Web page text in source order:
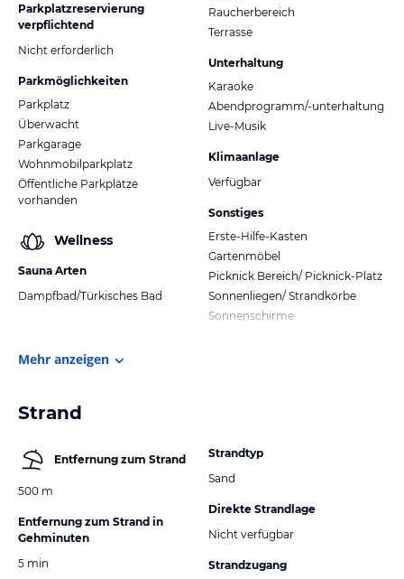
Parkplatzreservierung
verpflichtend
Nicht erforderlich
Parkmöglichkeiten
Parkplatz
Überwacht
Parkgarage
Wohnmobilparkplatz
Öffentliche Parkplätze
vorhanden
Wellness
Sauna Arten
Dampfbad/Türkisches Bad
Raucherbereich
Terrasse
Unterhaltung
Karaoke
Abendprogramm/-unterhaltung
Live-Musik
Klimaanlage
Verfügbar
Sonstiges
Erste-Hilfe-Kasten
Gartenmöbel
Picknick Bereich/ Picknick-Platz
Sonnenliegen/ Strandkörbe
Sonnenschirme
Mehr anzeigen
Strand
Entfernung zum Strand
500 m
Entfernung zum Strand in
Gehminuten
5 min
Strandtyp
Sand
Direkte Strandlage
Nicht verfügbar
Strandzugang